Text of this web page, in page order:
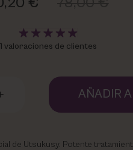
1 valoraciones de clientes
AÑADIR
de Utsukusy. Potente